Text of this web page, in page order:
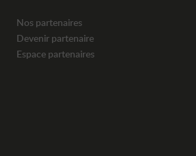
Nos partenaires
Devenir partenaire
Espace partenaires